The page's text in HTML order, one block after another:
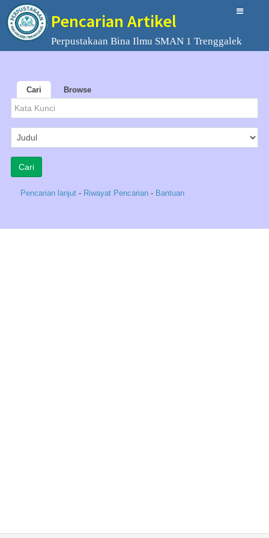
Pencarian Artikel
Perpustakaan Bina Ilmu SMAN 1 Trenggalek
Cari Browse
Pencarian lanjut - Riwayat Pencarian - Bantuan